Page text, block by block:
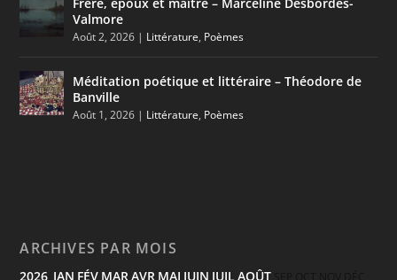
Valmore
Août 2, 2026 | Littérature, Poèmes
Méditation poétique et littéraire – Théodore de
Banville
Août 1, 2026 | Littérature, Poèmes
ARCHIVES PAR MOIS
2026 JAN FÉV MARAVR MAI JUIN JUILAOÛT